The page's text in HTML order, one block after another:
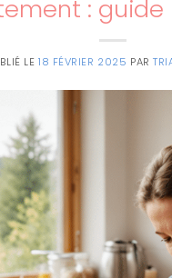
:
LE 18 FÉVRIER 2025 PAR